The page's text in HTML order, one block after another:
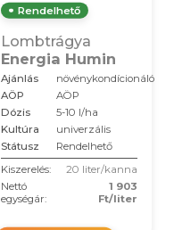
Rendelhető
Lombtrágya
Energia Humin
Ajánlás
növénykondícionáló
AÖP
AÖP
Dózis
5-10 l/ha
Kultúra
univerzális
Státusz
Rendelhető
Kiszerelés:
20 liter/kanna
Nettó
egységár:
1 903
Ft/liter